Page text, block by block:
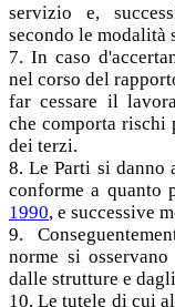
servizio e,
secondo le
7. In caso
nel corso del
far cessare il
che comporta rischi
dei terzi.
8. Le Parti si danno
conforme a quanto
1990, e successive
9.
norme si
dalle strutture e
10. Le tutele di cui